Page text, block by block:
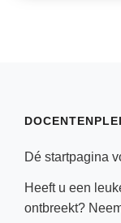
Dé startpagina
Heeft u een
ontbreekt?